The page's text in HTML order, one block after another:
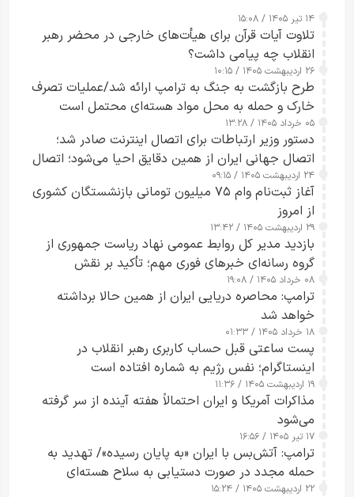
۱۴ تیر ۱۴۰۵ / ۱۵:۰۸
تلاوت آیات قرآن برای هیأت‌های خارجی در محضر رهبر
انقلاب چه پیامی داشت؟
۲۶ اردیبهشت ۱۴۰۵ / ۱۰:۱۵
طرح‌ بازگشت به جنگ به ترامپ ارائه شد/عملیات تصرف
خارک و حمله به محل مواد هسته‌ای محتمل است
۰۵ خرداد ۱۴۰۵ / ۱۳:۲۸
دستور وزیر ارتباطات برای اتصال اینترنت صادر شد؛
اتصال جهانی ایران از همین دقایق احیا می‌شود؛ اتصال
کامل مردم تا ۲۴ ساعت آینده
۲۴ اردیبهشت ۱۴۰۵ / ۰۹:۱۵
آغاز ثبت‌نام وام ۷۵ میلیون تومانی بازنشستگان کشوری
از امروز
۲۹ اردیبهشت ۱۴۰۵ / ۱۳:۴۲
بازدید مدیر کل روابط عمومی نهاد ریاست جمهوری از
گروه رسانه‌ای خبرهای فوری مهم؛ تأکید بر نقش
رسانه‌های هوشمند و مسئول در ارتقای آگاهی عمومی
۰۸ خرداد ۱۴۰۵ / ۱۹:۰۸
ترامپ: محاصره دریایی ایران از همین حالا برداشته
خواهد شد
۱۸ خرداد ۱۴۰۵ / ۰۱:۳۳
پست ساعتی قبل حساب کاربری رهبر انقلاب در
اینستاگرام؛ نفس رژیم به شماره افتاده است​
۱۹ اردیبهشت ۱۴۰۵ / ۱۱:۳۶
مذاکرات آمریکا و ایران احتمالاً هفته آینده از سر گرفته
می‌شود
۱۷ تیر ۱۴۰۵ / ۱۶:۵۶
ترامپ: آتش‌بس با ایران «به پایان رسیده»/ تهدید به
حمله مجدد در صورت دستیابی به سلاح هسته‌ای
۲۲ اردیبهشت ۱۴۰۵ / ۱۵:۲۴